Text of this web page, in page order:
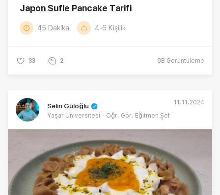
Japon Sufle Pancake Tarifi
45 Dakika 4-6 Kişilik
33 2 8B Görüntüleme
Selin Güloğlu
Yaşar Üniversitesi - Öğr. Gör. Eğitmen Şef
11.11.2024